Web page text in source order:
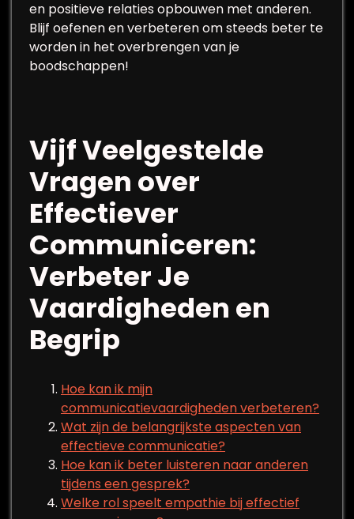
en positieve relaties opbouwen met anderen.
Blijf oefenen en verbeteren om steeds beter te
worden in het overbrengen van je
boodschappen!
Vijf Veelgestelde
Vragen over
Effectiever
Communiceren:
Verbeter Je
Vaardigheden en
Begrip
Hoe kan ik mijn
communicatievaardigheden verbeteren?
Wat zijn de belangrijkste aspecten van
effectieve communicatie?
Hoe kan ik beter luisteren naar anderen
tijdens een gesprek?
Welke rol speelt empathie bij effectief